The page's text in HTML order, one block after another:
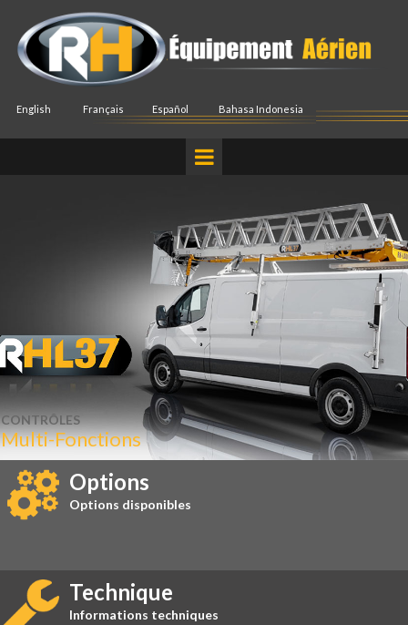
English Français Español Bahasa Indonesia
CONTRÔLES
Multi-Fonctions
Options
Options disponibles
Technique
Informations techniques